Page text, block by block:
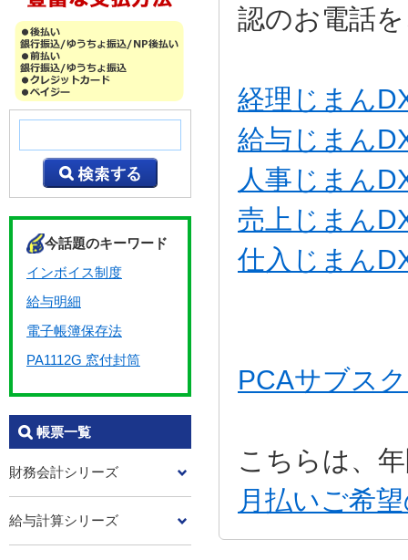
今話題のキーワード
インボイス制度
給与明細
電子帳簿保存法
PA1112G 窓付封筒
帳票一覧
財務会計シリーズ
給与計算シリーズ
認のお電話
経理じまん
給与じまん
人事じまん
売上じまん
仕入じまん
PCAサブス
こちらは、
月払いご希